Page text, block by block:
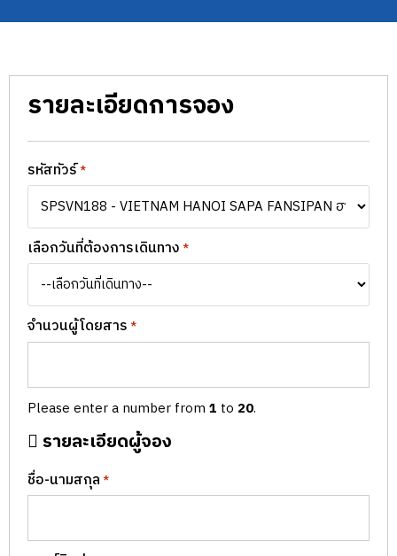
รายละเอียดการจอง
รหัสทัวร์*
เลือกวันที่ต้องการเดินทาง*
จำนวนผู้โดยสาร*
Please enter a number from 1 to 20.
รายละเอียดผู้จอง
ชื่อ-นามสกุล*